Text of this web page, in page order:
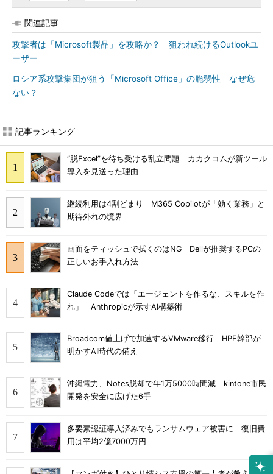
関連記事
攻撃者は「Microsoft製品」を攻略か？ 狙われ続けるOutlookユ
ーザー
ロシア系攻撃集団が狙う「Microsoft Office」の脆弱性 なぜ危
ない？
記事ランキング
“脱Excel”を待ち受ける乱立問題 カカクコムが新ツール
導入を見送った理由
継続利用は4割どまり M365 Copilotが「効く業務」と
期待外れの境界
画面をティッシュで拭くのはNG Dellが推奨するPCの
正しいお手入れ方法
Claude Codeでは「エージェントを作るな、スキルを作
れ」 Anthropicが示すAI構築術
Broadcom値上げで加速するVMware移行 HPE幹部が
明かすAI時代の備え
沖縄電力、Notes脱却で年1万5000時間減 kintone市民
開発を安全に広げた6手
多要素認証導入済みでもランサムウェア被害に 復旧費
用は平均2億7000万円